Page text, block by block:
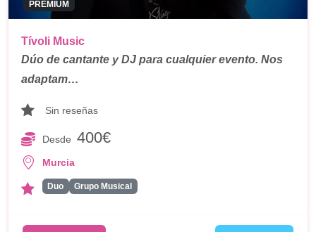
PREMIUM
Tívoli Music
Dúo de cantante y DJ para cualquier evento. Nos
adaptam…
Sin reseñas
Desde 400€
Murcia
Duo Grupo Musical